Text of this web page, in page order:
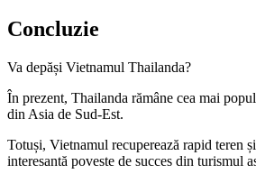
Concluzie
Va depăși Vietnamul Thailanda?
În prezent, Thailanda rămâne cea mai
din Asia de Sud-Est.
Totuși, Vietnamul recuperează rapid teren
interesantă poveste de succes din turismul